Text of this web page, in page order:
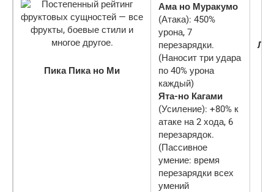
Пика Пика но Ми
Ама но Муракумо
(Атака): 450%
урона, 7
перезарядки.
(Наносит три удара
по 40% урона
каждый)
Ята-но Кагами
(Усиление): +80% к
атаке на 2 хода, 6
перезарядок.
(Пассивное
умение: время
перезарядки всех
умений